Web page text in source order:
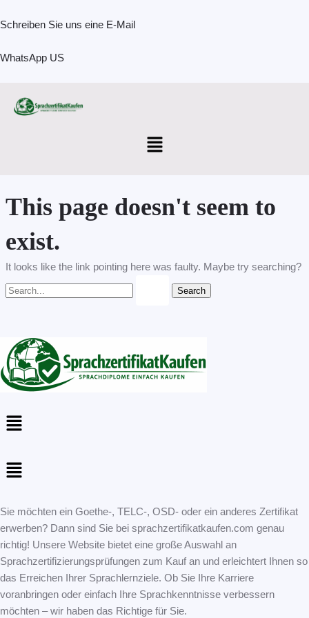
to
Schreiben Sie uns eine E-Mail
WhatsApp US
Menu
This page doesn't seem to
exist.
It looks like the link pointing here was faulty. Maybe try searching?
for:
Menu
Menu
Sie möchten ein Goethe-, TELC-, OSD- oder ein anderes Zertifikat
erwerben? Dann sind Sie bei sprachzertifikatkaufen.com genau
richtig! Unsere Website bietet eine große Auswahl an
Sprachzertifizierungsprüfungen zum Kauf an und erleichtert Ihnen so
das Erreichen Ihrer Sprachlernziele. Ob Sie Ihre Karriere
voranbringen oder einfach Ihre Sprachkenntnisse verbessern
möchten – wir haben das Richtige für Sie.